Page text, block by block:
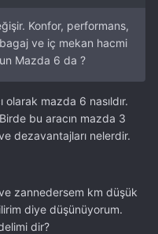
Konfor, performans,
ve iç mekan hacmi
Mazda 6 da ?
mazda 6 nasıldır.
bu aracın mazda 3
dezavantajları nelerdir.
zannedersem km düşük
diye düşünüyorum.
dir?